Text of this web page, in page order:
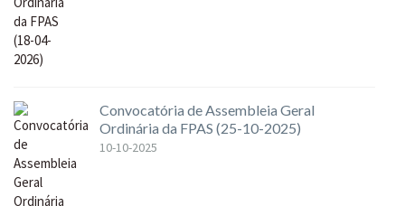
Convocatória de Assembleia Geral
Ordinária da FPAS (25-10-2025)
10-10-2025